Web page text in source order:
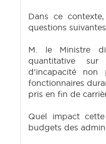
Dans ce
questions
M. le Ministre
quantitative
d'incapacité
fonctionnaires
pris en fin de
Quel impact
budgets des